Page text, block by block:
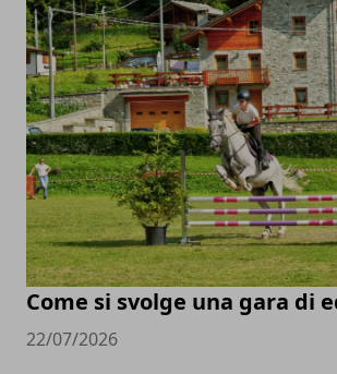
Come si svolge una gara di
22/07/2026